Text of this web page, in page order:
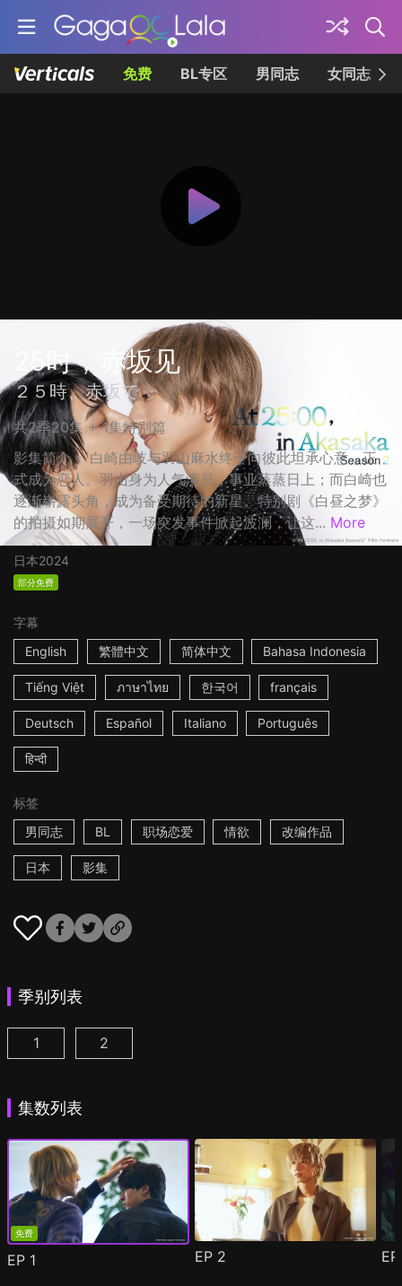
免费 BL专区 男同志 女同志
25时，赤坂见
２５時、赤坂で
共2季20集 + 1集特别篇
影集简介： 白崎由岐与羽山麻水终于向彼此坦承心意，正
式成为恋人。羽山身为人气演员，事业蒸蒸日上；而白崎也
逐渐崭露头角，成为备受期待的新星。特别剧《白昼之梦》
的拍摄如期展开，一场突发事件掀起波澜，让这... More
日本2024
部分免费
字幕
English
繁體中文 简体中文 Bahasa Indonesia
Tiếng Việt ภาษาไทย 한국어 français
Deutsch Español Italiano Português
हिन्दी
标签
男同志
BL 职场恋爱 情欲 改编作品
日本 影集
季别列表
25时，赤坂见 第1集
1 25时，赤坂见 第2季 第1集
2
集数列表
免费
EP 1 EP 2